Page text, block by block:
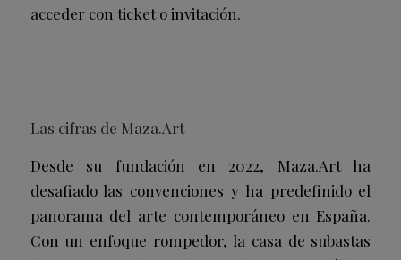
acceder con ticket o invitación.
Las cifras de Maza.Art
Desde su fundación en 2022, Maza.Art ha
desafiado las convenciones y ha predefinido el
panorama del arte contemporáneo en España.
Con un enfoque rompedor, la casa de subastas